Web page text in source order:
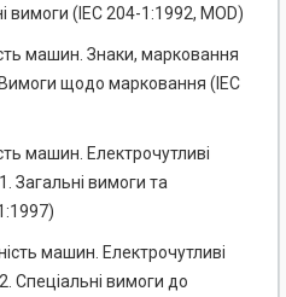
вимоги (ІЕС 204-1:1992, MOD)
машин. Знаки, марковання
щодо марковання (ІЕС
машин. Електрочутливі
Загальні вимоги та
машин. Електрочутливі
Спеціальні вимоги до